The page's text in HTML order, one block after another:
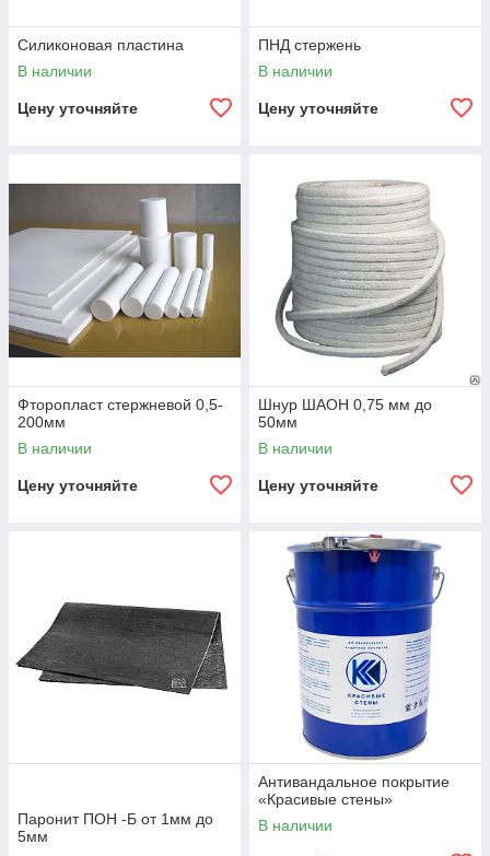
Силиконовая пластина
В наличии
Цену уточняйте
ПНД стержень
В наличии
Цену уточняйте
Фторопласт стержневой 0,5-
200мм
В наличии
Цену уточняйте
Шнур ШАОН 0,75 мм до
50мм
В наличии
Цену уточняйте
Паронит ПОН -Б от 1мм до
5мм
Антивандальное покрытие
«Красивые стены»
В наличии